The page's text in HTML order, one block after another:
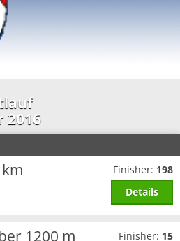
2016
Finisher: 198
Details
1200 m Finisher: 15